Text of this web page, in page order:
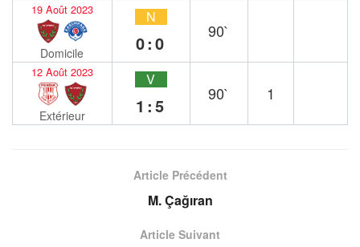
19 Août 2023
Domicile
N
0:0
90`
12 Août 2023
Extérieur
V
1:5
90` 1
Article Précédent
M. Çağıran
Article Suivant